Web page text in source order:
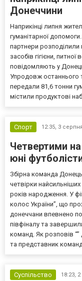
Донеччини
Наприкінці липня
гуманітарної
партнери розподілили
засобів гігієни,
повідомляють у
Упродовж останнього
передали 81,6 тонни
містили продуктові
Спорт 12:35, 3 серпня
Четвертими на
юні
Збірна команда
четвірки
років народження. У
колос України”, що
донеччани впевнено
півфіналу та
команд. Як розповів
та представник
Суспільство 18:23,